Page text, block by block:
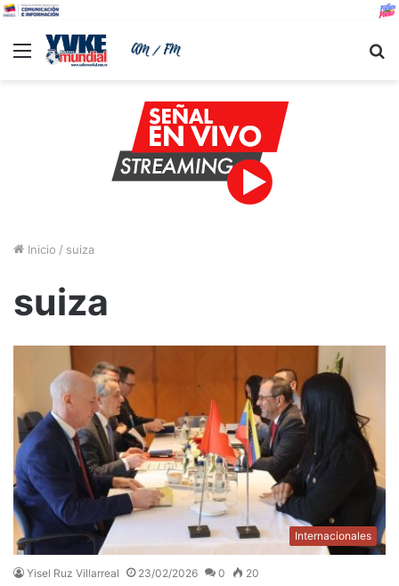
Menu
Inicio / suiza
suiza
Internacionales
Yisel Ruz Villarreal 23/02/2026 0 20